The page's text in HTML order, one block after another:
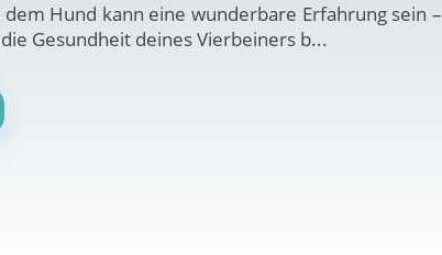
dem Hund kann eine wunderbare Erfahrung sein –
Gesundheit deines Vierbeiners b...